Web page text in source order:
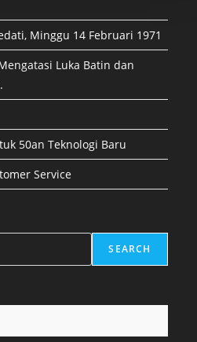
Minggu 14 Februari 1971
Luka Batin dan
50an Teknologi Baru
Service
SEARCH